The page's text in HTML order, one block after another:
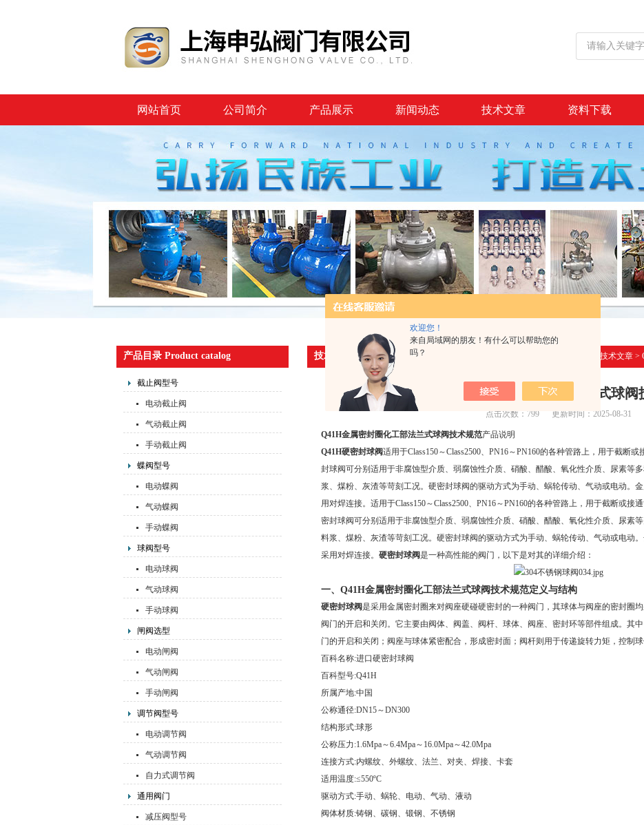
欢迎您！
来自局域网的朋友！有什么可以帮助您的
吗？
网站首页 公司简介 产品展示 新闻动态 技术文章 资料下载
产品目录 Product catalog
截止阀型号
电动截止阀
气动截止阀
手动截止阀
蝶阀型号
电动蝶阀
气动蝶阀
手动蝶阀
球阀型号
电动球阀
气动球阀
手动球阀
闸阀选型
电动闸阀
气动闸阀
手动闸阀
调节阀型号
电动调节阀
气动调节阀
自力式调节阀
通用阀门
减压阀型号
技术文章 技术文章>
Q41H金属密封圈化工部法兰式球阀
点击次数：799 更新时间：2025-08-31
Q41H金属密封圈化工部法兰式球阀技术规范产品说明
Q41H硬密封球阀适用于Class150～Class2500、PN16～PN160的各种管路上，用于截断
封球阀可分别适用于非腐蚀型介质、弱腐蚀性介质、硝酸、醋酸、氧化性介质、尿素等
浆、煤粉、灰渣等苛刻工况。硬密封球阀的驱动方式为手动、蜗轮传动、气动或电动。
用对焊连接。适用于Class150～Class2500、PN16～PN160的各种管路上，用于截断或接
密封球阀可分别适用于非腐蚀型介质、弱腐蚀性介质、硝酸、醋酸、氧化性介质、尿素
料浆、煤粉、灰渣等苛刻工况。硬密封球阀的驱动方式为手动、蜗轮传动、气动或电动
采用对焊连接。 硬密封球阀是一种高性能的阀门，以下是对其的详细介绍：
一、 Q41H金属密封圈化工部法兰式球阀技术规范定义与结构
硬密封球阀是采用金属密封圈来对阀座硬碰硬密封的一种阀门，其球体与阀座的密封圈
阀门的开启和关闭。它主要由阀体、阀盖、阀杆、球体、阀座、密封环等部件组成。其
门的开启和关闭；阀座与球体紧密配合，形成密封面；阀杆则用于传递旋转力矩，控制球
百科名称:进口硬密封球阀
百科型号:Q41H
所属产地:中国
公称通径:DN15～DN300
结构形式:球形
公称压力:1.6Mpa～6.4Mpa～16.0Mpa～42.0Mpa
连接方式:内螺纹、外螺纹、法兰、对夹、焊接、卡套
适用温度:≤550ºC
驱动方式:手动、蜗轮、电动、气动、液动
阀体材质:铸钢、碳钢、锻钢、不锈钢